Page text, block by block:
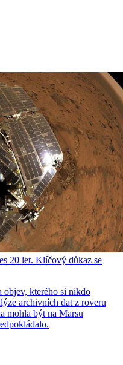
20 let. Klíčový důkaz se
objev, kterého si nikdo
archivních dat z roveru
mohla být na Marsu